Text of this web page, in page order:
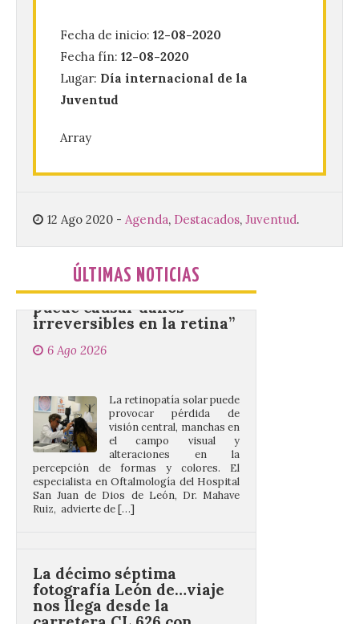
Fecha de inicio: 12-08-2020
Fecha fín: 12-08-2020
Lugar: Día internacional de la
Juventud
Array
12 Ago 2020 - Agenda, Destacados, Juventud.
ÚLTIMAS NOTICIAS
Se celebrará el próximo
domingo 16 de agosto, a
partir de las 23:00 horas,
del Ayuntamiento de La Bañeza ha
“Mirar un eclipse sin
protección adecuada
puede causar daños
irreversibles en la retina”
6 Ago 2026
el campo visual y
alteraciones en la
percepción de formas y colores. El
especialista en Oftalmología del Hospital
San Juan de Dios de León, Dr. Mahave
Ruiz, advierte de […]
nos llega desde la
carretera CL 626 con
motivo de la marcha en
defensa de FEVE